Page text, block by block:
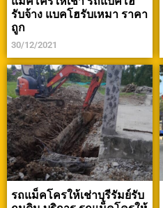
รับจ้าง แบคโฮรับเหมา ราคา
ถูก
30/12/2021
รถแม็คโครให้เช่าบุรีรัมย์รับ